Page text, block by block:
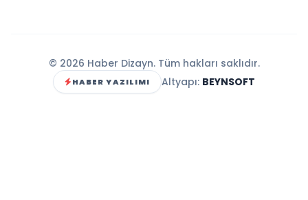
© 2026 Haber Dizayn. Tüm hakları saklıdır.
HABER YAZILIMI Altyapı: BEYNSOFT